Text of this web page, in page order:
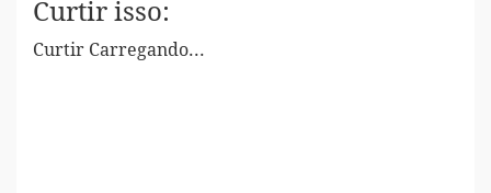
Curtir isso:
Curtir Carregando...